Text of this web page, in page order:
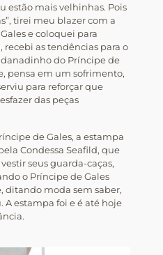
estão mais velhinhas. Pois
tirei meu blazer com a
e coloquei para
recebi as tendências para o
do Príncipe de
pensa em um sofrimento,
para reforçar que
das peças
de Gales, a estampa
Condessa Seafild, que
seus guarda-caças,
o Príncipe de Gales
ditando moda sem saber,
A estampa foi e é até hoje